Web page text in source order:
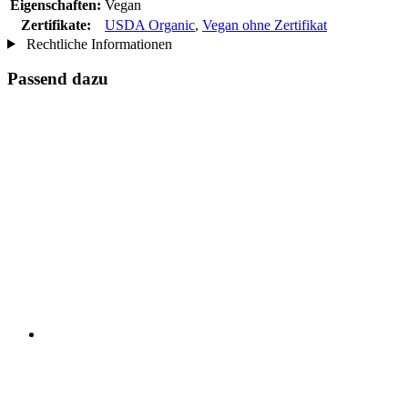
Eigenschaften: Vegan
Zertifikate:
USDA Organic, Vegan ohne Zertifikat
Rechtliche Informationen
Passend dazu